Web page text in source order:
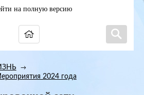
на полную версию
→
2024 года